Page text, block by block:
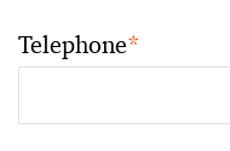
Telephone*